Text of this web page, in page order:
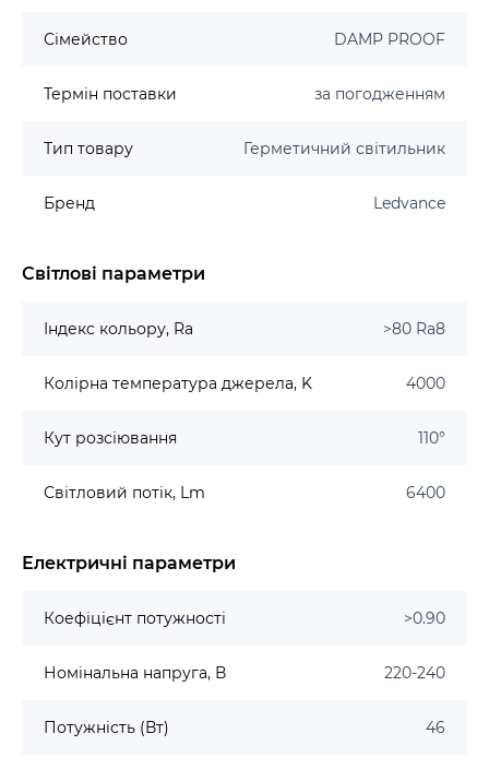
Сімейство DAMP PROOF
Термін поставки за погодженням
Тип товару Герметичний світильник
Бренд Ledvance
Світлові параметри
Індекс кольору, Ra >80 Ra8
Колірна температура джерела, K 4000
Кут розсіювання 110°
Світловий потік, Lm 6400
Електричні параметри
Коефіцієнт потужності >0.90
Номінальна напруга, В 220-240
Потужність (Вт) 46